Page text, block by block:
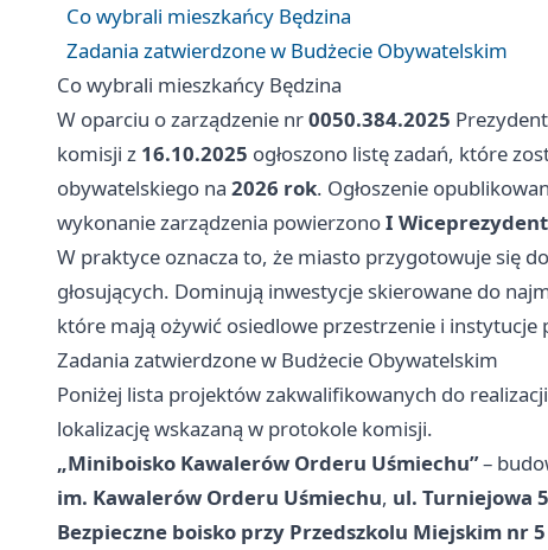
Co wybrali mieszkańcy Będzina
Zadania zatwierdzone w Budżecie Obywatelskim
Co wybrali mieszkańcy Będzina
W oparciu o zarządzenie nr0050.384.2025
komisji z 16.10.2025 ogłoszono listę zadań, które
obywatelskiego na 2026 rok. Ogłoszenie
wykonanie zarządzenia powierzonoI
W praktyce oznacza to, że miasto przygotowuje się
głosujących. Dominują inwestycje skierowane do
które mają ożywić osiedlowe przestrzenie i instytucje
Zadania zatwierdzone w Budżecie Obywatelskim
Poniżej lista projektów zakwalifikowanych do
lokalizację wskazaną w protokole komisji.
„Miniboisko Kawalerów Orderu Uśmiechu”–
im. Kawalerów Orderu Uśmiechu, ul. Turniejowa 5
Bezpieczne boisko przy Przedszkolu Miejskim nr